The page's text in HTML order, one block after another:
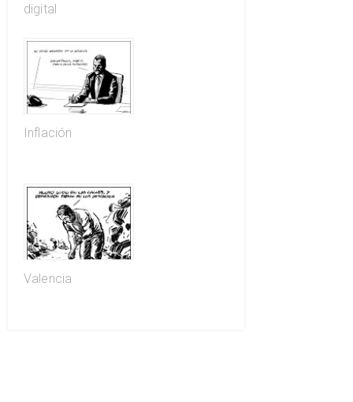
digital
Inflación
Valencia